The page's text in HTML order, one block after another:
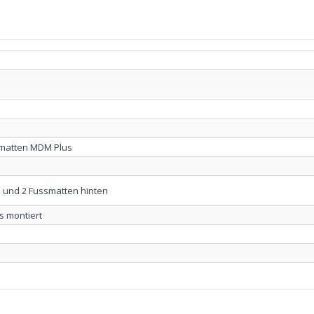
MDM Plus
2 Fussmatten hinten
montiert